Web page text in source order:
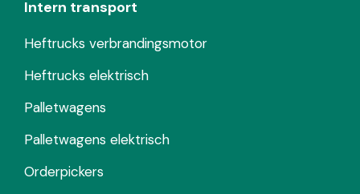
Intern transport
Heftrucks verbrandingsmotor
Heftrucks elektrisch
Palletwagens
Palletwagens elektrisch
Orderpickers